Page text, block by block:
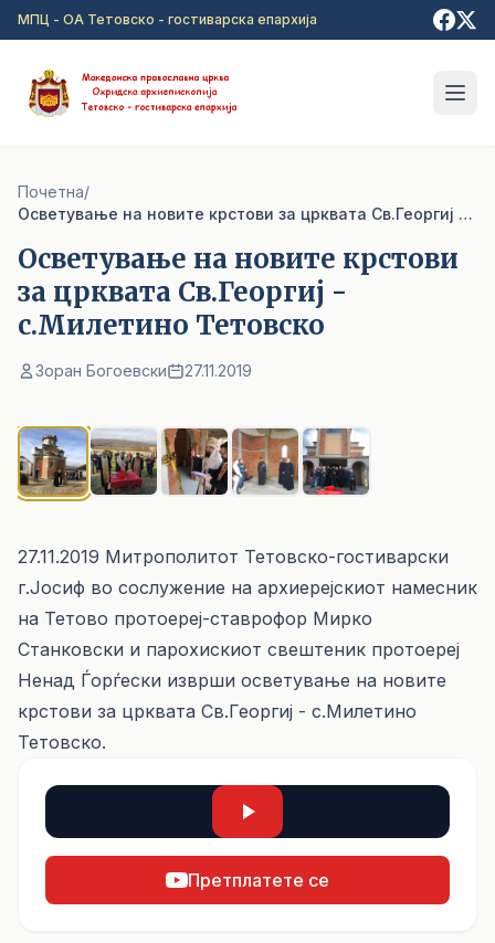
Прејди на главна содржина
МПЦ - ОА Тетовско - гостиварска епархија
Почетна/
Осветување на новите крстови за црквата Св.Георгиј - с.Милетино Тетовско
Осветување на новите крстови
за црквата Св.Георгиј -
с.Милетино Тетовско
Зоран Богоевски 27.11.2019
27.11.2019 Митрополитот Тетовско-гостиварски
г.Јосиф во сослужение на архиерејскиот намесник
на Тетово протоереј-ставрофор Мирко
Станковски и парохискиот свештеник протоереј
Ненад Ѓорѓески изврши осветување на новите
крстови за црквата Св.Георгиј - с.Милетино
Тетовско.
Претплатете се